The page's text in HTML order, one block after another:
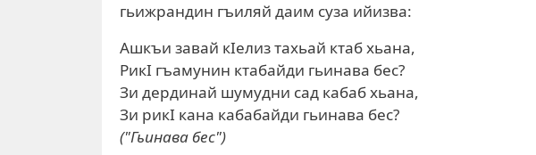
гьижрандин гъиляй даим суза ийизва:
Ашкъи завай кIелиз тахьай ктаб хьана,
РикI гъамунин ктабайди гьинава бес?
Зи дердинай шумудни сад кабаб хьана,
Зи рикI кана кабабайди гьинава бес?
("Гьинава бес")